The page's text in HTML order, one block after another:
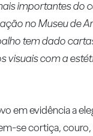
importantes do
no Museu de
tem dado
visuais com a
em evidência a
se cortiça,